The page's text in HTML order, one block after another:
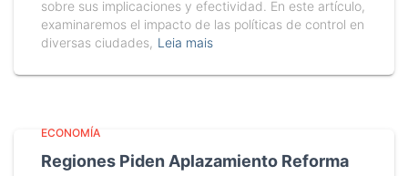
sobre sus implicaciones y efectividad. En este artículo,
examinaremos el impacto de las políticas de control en
diversas ciudades, Leia mais
ECONOMÍA
Regiones Piden Aplazamiento Reforma